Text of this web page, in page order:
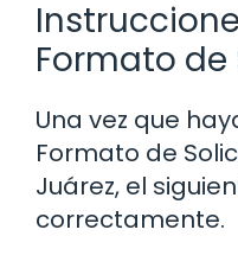
Formato
Una vez que
Formato de
Juárez, el
correctamente.